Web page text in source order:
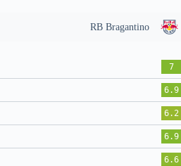
RB Bragantino
7
6.9
6.2
6.9
6.6